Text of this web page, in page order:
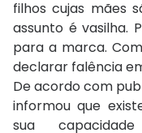
filhos cujas mães
assunto é vasilha.
para a marca.
declarar falência
De acordo com
informou que
sua